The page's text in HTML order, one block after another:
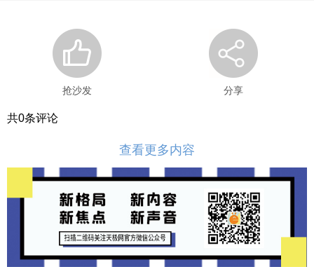
抢沙发 分享
共0条评论
查看更多内容